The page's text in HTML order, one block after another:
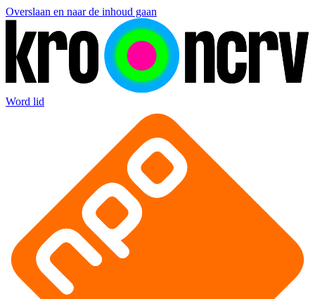
Overslaan en naar de inhoud gaan
Word lid